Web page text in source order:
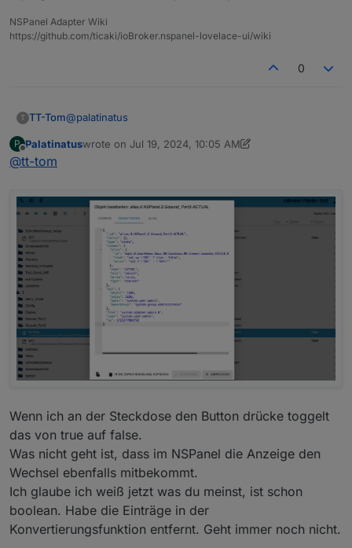
NSPanel Adapter Wiki
https://github.com/ticaki/ioBroker.nspanel-lovelace-ui/wiki
0
T TT-Tom@palatinatus
da steht dochtrue schon drin. Was geht da jetzt nicht
P
Offline
Palatinatuswrote on Jul 19, 2024, 10:05 AM
last edited by PalatinatusJul 19, 2024, 12:26 PM
@tt-tom
Wenn ich an der Steckdose den Button drücke toggelt
das von true auf false.
Was nicht geht ist, dass im NSPanel die Anzeige den
Wechsel ebenfalls mitbekommt.
Ich glaube ich weiß jetzt was du meinst, ist schon
boolean. Habe die Einträge in der
Konvertierungsfunktion entfernt. Geht immer noch nicht.